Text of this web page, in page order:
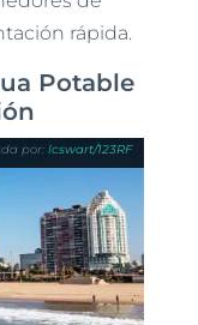
rápida.
Potable
lcswart/123RF